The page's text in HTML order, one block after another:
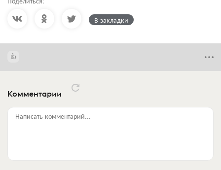
В закладки
Комментарии
Написать комментарий...